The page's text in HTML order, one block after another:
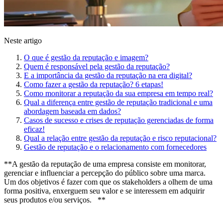
Neste artigo
O que é gestão da reputação e imagem?
Quem é responsável pela gestão da reputação?
E a importância da gestão da reputação na era digital?
Como fazer a gestão da reputação? 6 etapas!
Como monitorar a reputação da sua empresa em tempo real?
Qual a diferença entre gestão de reputação tradicional e uma
abordagem baseada em dados?
Casos de sucesso e crises de reputação gerenciadas de forma
eficaz!
Qual a relação entre gestão da reputação e risco reputacional?
Gestão de reputação e o relacionamento com fornecedores
**A gestão da reputação de uma empresa consiste em monitorar,
gerenciar e influenciar a percepção do público sobre uma marca.
Um dos objetivos é fazer com que os stakeholders a olhem de uma
forma positiva, enxerguem seu valor e se interessem em adquirir
seus produtos e/ou serviços. **